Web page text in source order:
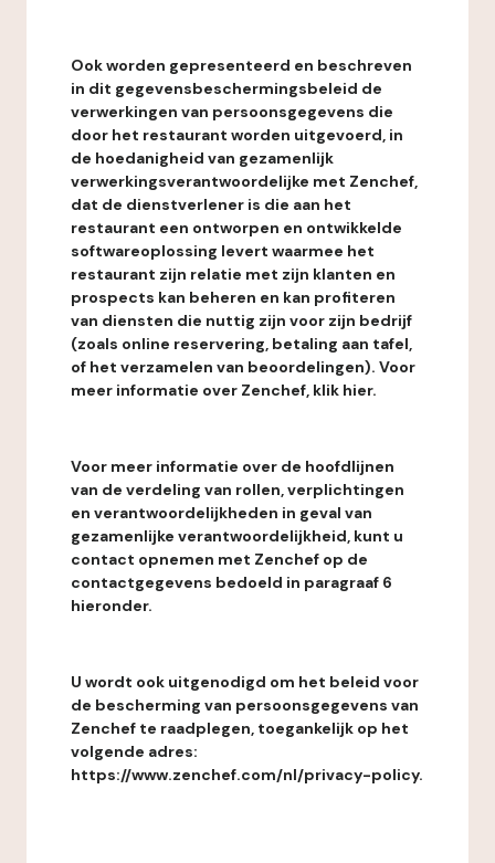
Ook worden gepresenteerd en beschreven
in dit gegevensbeschermingsbeleid de
verwerkingen van persoonsgegevens die
door het restaurant worden uitgevoerd, in
de hoedanigheid van gezamenlijk
verwerkingsverantwoordelijke met Zenchef,
dat de dienstverlener is die aan het
restaurant een ontworpen en ontwikkelde
softwareoplossing levert waarmee het
restaurant zijn relatie met zijn klanten en
prospects kan beheren en kan profiteren
van diensten die nuttig zijn voor zijn bedrijf
(zoals online reservering, betaling aan tafel,
of het verzamelen van beoordelingen). Voor
meer informatie over Zenchef, klik hier.
Voor meer informatie over de hoofdlijnen
van de verdeling van rollen, verplichtingen
en verantwoordelijkheden in geval van
gezamenlijke verantwoordelijkheid, kunt u
contact opnemen met Zenchef op de
contactgegevens bedoeld in paragraaf 6
hieronder.
U wordt ook uitgenodigd om het beleid voor
de bescherming van persoonsgegevens van
Zenchef te raadplegen, toegankelijk op het
volgende adres:
https://www.zenchef.com/nl/privacy-policy.